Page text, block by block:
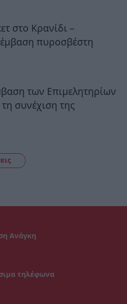
στο Κρανίδι –
πυροσβέστη
των Επιμελητηρίων
συνέχιση της
Ανάγκη
τηλέφωνα